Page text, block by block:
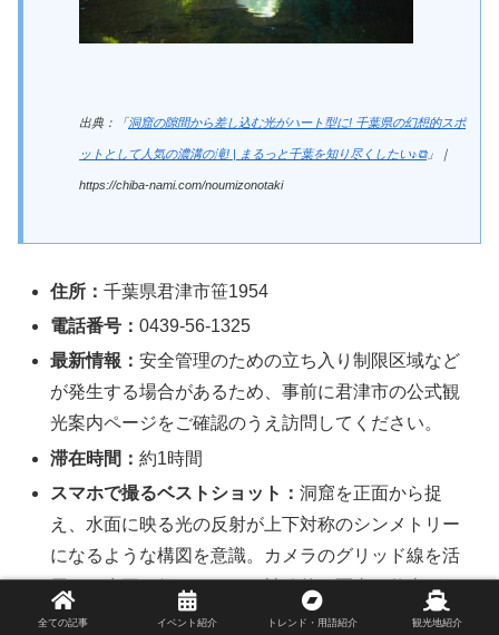
出典：「 洞窟の隙間から差し込む光がハート型に! 千葉県の幻想的スポ
ットとして人気の濃溝の滝! | まるっと千葉を知り尽くしたい♪⧉」｜
https://chiba-nami.com/noumizonotaki
住所：千葉県君津市笹1954
電話番号：0439-56-1325
最新情報：安全管理のための立ち入り制限区域など
が発生する場合があるため、事前に君津市の公式観
光案内ページをご確認のうえ訪問してください。
滞在時間：約1時間
スマホで撮るベストショット：洞窟を正面から捉
え、水面に映る光の反射が上下対称のシンメトリー
になるような構図を意識。カメラのグリッド線を活
用して水平を保つと、より神秘的な写真に仕上がり
ます。
全ての記事 イベント紹介 トレンド・用語紹介 観光地紹介